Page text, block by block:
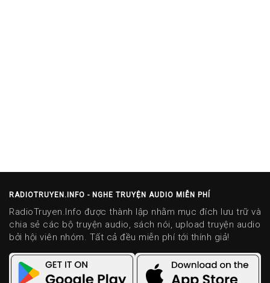
RADIOTRUYEN.INFO - NGHE TRUYỆN AUDIO MIỄN PHÍ
RadioTruyen.Info được thành lập nhằm mục đích lưu trữ và
chia sẻ các bộ truyện audio, sách nói, upload truyện audio
bởi hội viên nhóm. Tất cả đều miễn phí tới thính giả!